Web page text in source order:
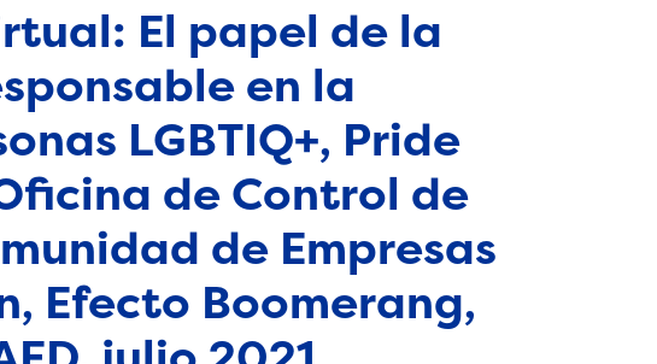
El papel de la
en la
LGBTIQ+, Pride
de Control de
de Empresas
Efecto Boomerang,